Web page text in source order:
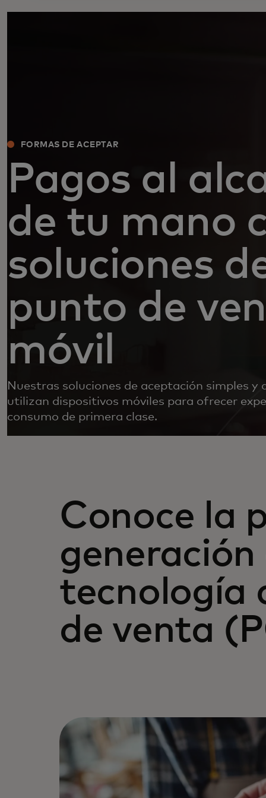
FORMAS DE ACEPTAR
Pagos al
de tu mano
soluciones
punto de
móvil
Nuestras soluciones de aceptación simples y
utilizan dispositivos móviles para ofrecer
consumo de primera clase.
Conoce la
generación
tecnología
de venta